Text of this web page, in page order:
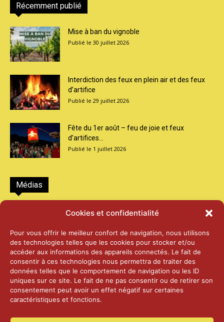
Cookies et confidentialité
Pour vous offrir le meilleur confort de navigation, nous utilisons
des technologies telles que les cookies pour stocker et/ou
accéder aux informations des appareils connectés. Le fait de
consentir à ces technologies nous permettra de traiter des
données telles que le comportement de navigation ou les ID
uniques sur ce site. Le fait de ne pas consentir ou de retirer son
consentement peut avoir un effet négatif sur certaines
caractéristiques et fonctions.
Récemment publié
Mise à ban du vignoble
30 juillet 2026
Interdiction des feux en plein air et des feux
d’artifice
29 juillet 2026
Fête du 1er août – feu de joie et feux
d’artifices...
1 juillet 2026
Médias
2026 – Laiterie d’Orsières et Abbaye de St-
25 juin 2026
2025 – Palais Fédéral – Berne
25 juin 2026
14 janvier 2025